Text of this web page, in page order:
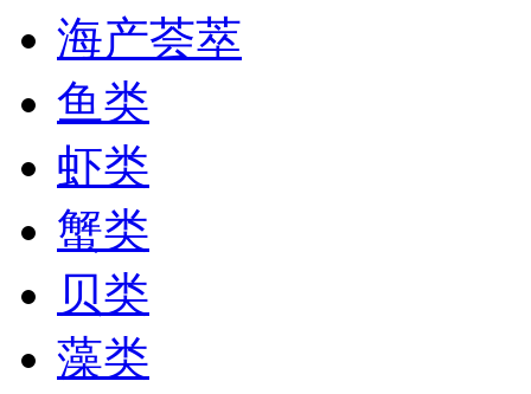
海产荟萃
鱼类
虾类
蟹类
贝类
藻类